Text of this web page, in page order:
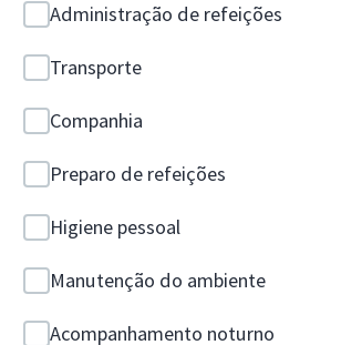
Administração de refeições
Transporte
Companhia
Preparo de refeições
Higiene pessoal
Manutenção do ambiente
Acompanhamento noturno